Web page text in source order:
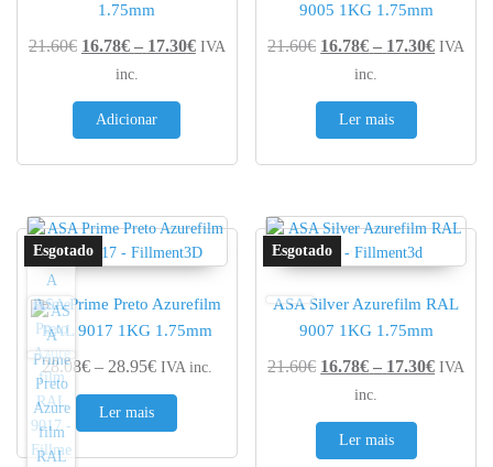
1.75mm
21.60€ 16.78€ – 17.30€Price range: 16.78€ through 17.30€
IVA
inc.
Adicionar
9005 1KG 1.75mm
21.60€ 16.78€ – 17.30€Price
IVA
inc.
Ler mais
ASA Prime Preto Azurefilm
RAL 9017 1KG 1.75mm
28.08€ – 28.95€Price range: 28.08€ through 28.95€
IVA inc.
Ler mais
ASA Silver Azurefilm RAL
9007 1KG 1.75mm
21.60€ 16.78€ – 17.30€Price
IVA
inc.
Ler mais